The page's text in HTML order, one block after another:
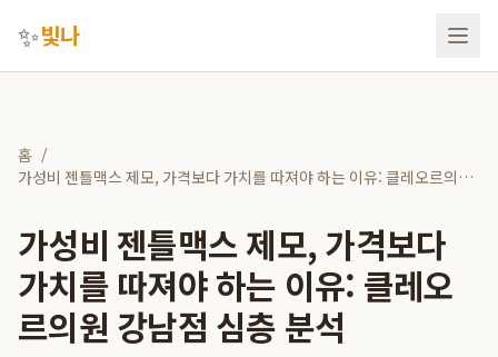
✨빛나
홈 /
가성비 젠틀맥스 제모, 가격보다 가치를 따져야 하는 이유: 클레오르의원
가성비 젠틀맥스 제모, 가격보다
가치를 따져야 하는 이유: 클레오
르의원 강남점 심층 분석